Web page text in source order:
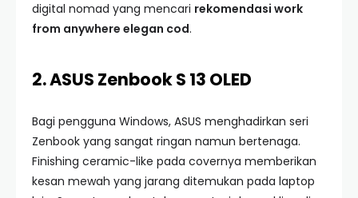
digital nomad yang mencari rekomendasi work
from anywhere elegan cod.
2. ASUS Zenbook S 13 OLED
Bagi pengguna Windows, ASUS menghadirkan seri
Zenbook yang sangat ringan namun bertenaga.
Finishing ceramic-like pada covernya memberikan
kesan mewah yang jarang ditemukan pada laptop